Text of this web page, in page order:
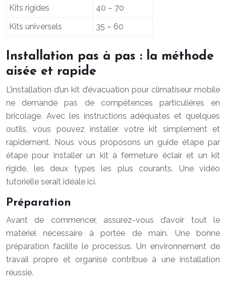
Kits rigides
40 – 70
Kits universels
35 – 60
Installation pas à pas : la méthode
aisée et rapide
L’installation d’un kit d’évacuation pour climatiseur mobile
ne demande pas de compétences particulières en
bricolage. Avec les instructions adéquates et quelques
outils, vous pouvez installer votre kit simplement et
rapidement. Nous vous proposons un guide étape par
étape pour installer un kit à fermeture éclair et un kit
rigide, les deux types les plus courants. Une vidéo
tutorielle serait idéale ici.
Préparation
Avant de commencer, assurez-vous d’avoir tout le
matériel nécessaire à portée de main. Une bonne
préparation facilite le processus. Un environnement de
travail propre et organisé contribue à une installation
réussie.